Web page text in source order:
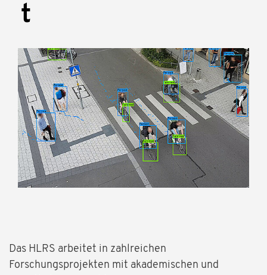
t
Das HLRS arbeitet in zahlreichen
Forschungsprojekten mit akademischen und